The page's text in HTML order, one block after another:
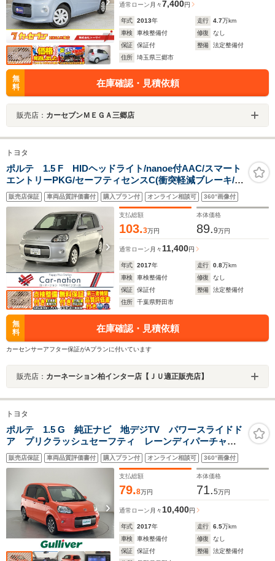
通常ローン 月々7,400円
年式 2013年 走行 4.7万km
車検
車検整備付 修復
なし
保証
保証付 整備
法定整備付
住所
埼玉県三郷市
無
料
在庫確認・見積依頼
販売店： カーセブンＭＥＧＡ三郷店
トヨタ
ポルテ 1.5 F HIDヘッドライト/nanoe付AAC/スマート
エントリーPKG/セーフティセンスC(衝突軽減ブレーキ/車
線逸脱警報/ATハイビーム)/パワースライドドア/Fフォグ/
純正SDナビ/フルセグTV/DVD/バックカメラ/ETC
販売店保証 車両品質評価書付 購入プラン付 オンライン相談可 360°画像付
支払総額
103.3万円
本体価格
89.9万円
通常ローン 月々11,400円
年式 2017年 走行 0.8万km
車検
車検整備付 修復
なし
保証
保証付 整備
法定整備付
住所
千葉県野田市
無
料
在庫確認・見積依頼
カーセンサーアフター保証がAプランに付いています
販売店： カーネーション柏インター店【ＪＵ適正販売店】
トヨタ
ポルテ 1.5 G 純正ナビ 地デジTV パワースライドド
ア プリクラッシュセーフティ レーンディパーチャー
アラート オートマチックハイビーム シートヒータ
ー スマートキー モデリスタホイール オートエアコ
販売店保証 車両品質評価書付 購入プラン付 オンライン相談可 360°画像付
支払総額
79.8万円
本体価格
71.5万円
通常ローン 月々10,400円
年式 2017年 走行 6.5万km
車検
車検整備付 修復
なし
保証
保証付 整備
法定整備付